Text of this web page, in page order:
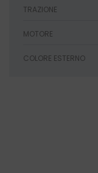
TRAZIONE
MOTORE
COLORE ESTERNO